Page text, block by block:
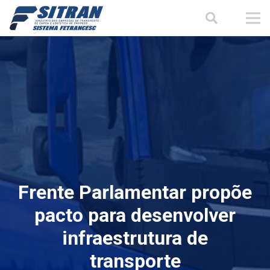
Frente Parlamentar propõe
pacto para desenvolver
infraestrutura de
transporte